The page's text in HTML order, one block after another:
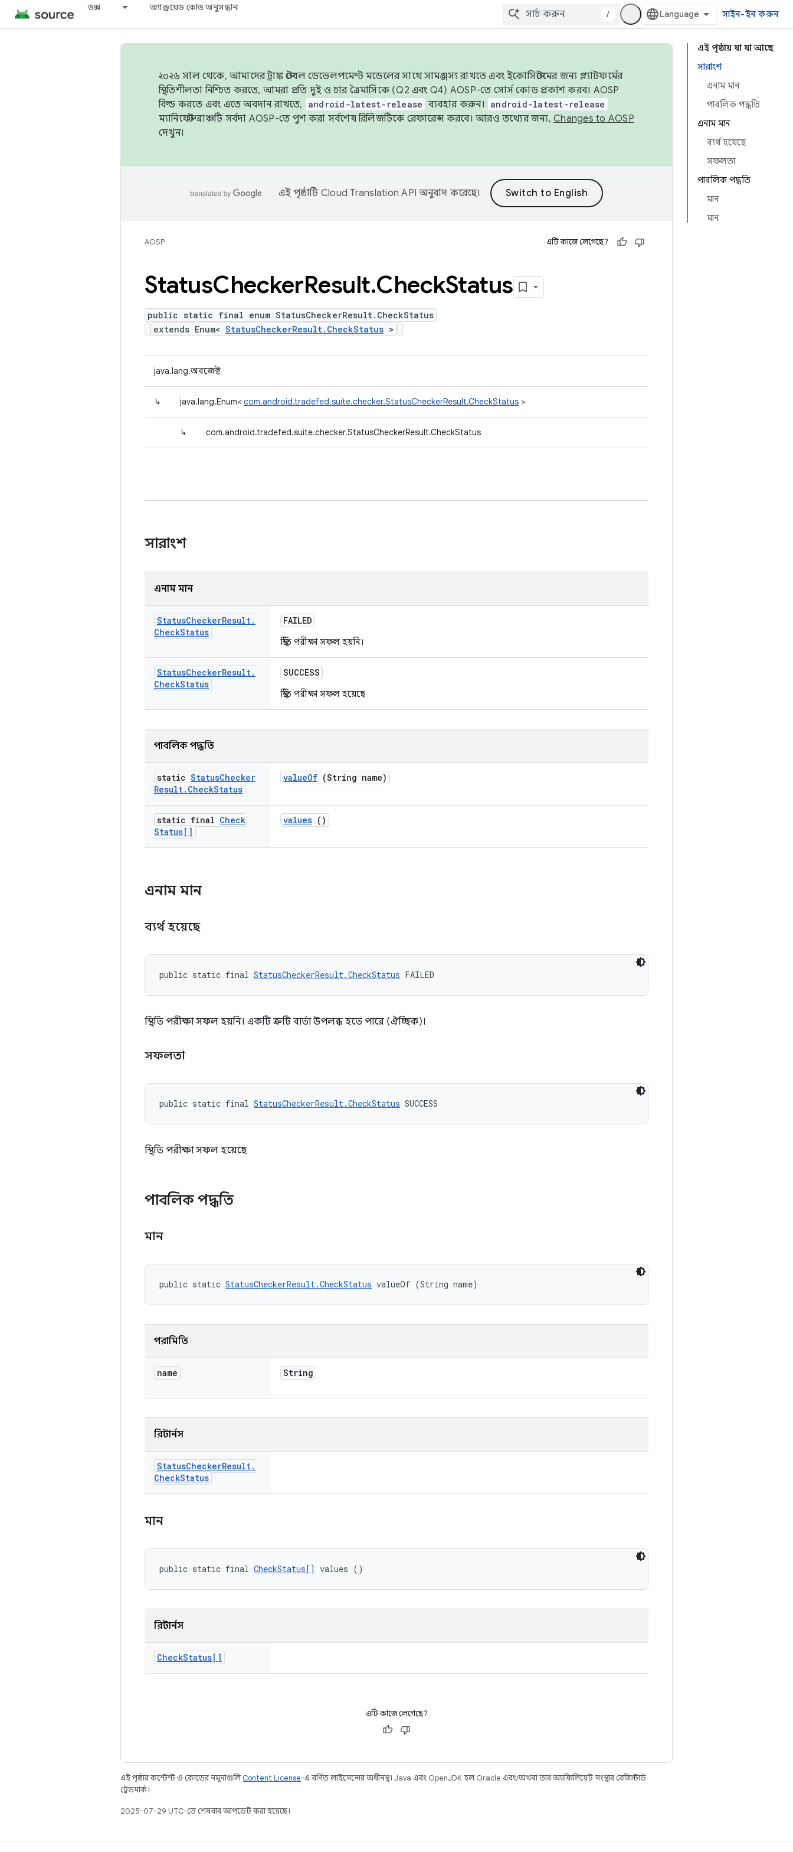
ডক্স অ্যান্ড্রয়েড কোড অনুসন্ধান
/ সাইন-ইন করুন
এই পৃষ্ঠায় যা যা আছে
সারাংশ
এনাম মান
পাবলিক পদ্ধতি
এনাম মান
ব্যর্থ হয়েছে
সফলতা
পাবলিক পদ্ধতি
মান
মান
২০২৬ সাল থেকে, আমাদের ট্রাঙ্ক স্টেবল ডেভেলপমেন্ট মডেলের সাথে সামঞ্জস্য রাখতে এবং ইকোসিস্টেমের জন্য প্ল্যাটফর্মের
স্থিতিশীলতা নিশ্চিত করতে, আমরা প্রতি দুই ও চার ত্রৈমাসিকে (Q2 এবং Q4) AOSP-তে সোর্স কোড প্রকাশ করব। AOSP
বিল্ড করতে এবং এতে অবদান রাখতে,
android-latest-release ব্যবহার করুন। android-latest-release
ম্যানিফেস্ট ব্রাঞ্চটি সর্বদা AOSP-তে পুশ করা সর্বশেষ রিলিজটিকে রেফারেন্স করবে। আরও তথ্যের জন্য, Changes to AOSP
দেখুন।
এই পৃষ্ঠাটি Cloud Translation API অনুবাদ করেছে।
AOSP এটি কাজে লেগেছে?
StatusCheckerResult.CheckStatus
public static final enum StatusCheckerResult.CheckStatus
extends Enum< StatusCheckerResult.CheckStatus >
java.lang.অবজেক্ট
↳ java.lang.Enum< com.android.tradefed.suite.checker.StatusCheckerResult.CheckStatus >
↳ com.android.tradefed.suite.checker.StatusCheckerResult.CheckStatus
সারাংশ
এনাম মান
StatusCheckerResult.
CheckStatus
FAILED
স্থিতি পরীক্ষা সফল হয়নি।
StatusCheckerResult.
CheckStatus
SUCCESS
স্থিতি পরীক্ষা সফল হয়েছে
পাবলিক পদ্ধতি
static StatusChecker
Result. CheckStatus
valueOf (String name)
static final Check
Status[]
values ()
এনাম মান
ব্যর্থ হয়েছে
public static final StatusCheckerResult.CheckStatus FAILED
স্থিতি পরীক্ষা সফল হয়নি। একটি ত্রুটি বার্তা উপলব্ধ হতে পারে (ঐচ্ছিক)।
সফলতা
public static final StatusCheckerResult.CheckStatus SUCCESS
স্থিতি পরীক্ষা সফল হয়েছে
পাবলিক পদ্ধতি
মান
public static StatusCheckerResult.CheckStatus valueOf (String name)
পরামিতি
name String
রিটার্নস
StatusCheckerResult.
CheckStatus
মান
public static final CheckStatus[] values ()
রিটার্নস
CheckStatus[]
এটি কাজে লেগেছে?
এই পৃষ্ঠার কন্টেন্ট ও কোডের নমুনাগুলিContent License-এ বর্ণিত লাইসেন্সের অধীনস্থ। Java এবং OpenJDK হল Oracle এবং/অথবা তার অ্যাফিলিয়েট সংস্থার রেজিস্টার্ড
ট্রেডমার্ক।
2025-07-29 UTC-তে শেষবার আপডেট করা হয়েছে।